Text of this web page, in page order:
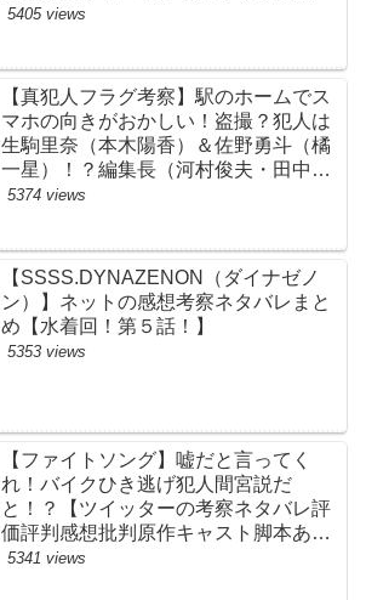
とめ】
5405 views
【真犯人フラグ考察】駅のホームでス
マホの向きがおかしい！盗撮？犯人は
生駒里奈（本木陽香）＆佐野勇斗（橘
一星）！？編集長（河村俊夫・田中哲
司説も？【ネット・ツイッターの考察
5374 views
【SSSS.DYNAZENON（ダイナゼノ
ン）】ネットの感想考察ネタバレまと
め【水着回！第５話！】
5353 views
【ファイトソング】嘘だと言ってく
れ！バイクひき逃げ犯人間宮説だ
と！？【ツイッターの考察ネタバレ評
価評判感想批判原作キャスト脚本あら
すじ伏線まとめ犯人黒幕・ドラマ・交
5341 views